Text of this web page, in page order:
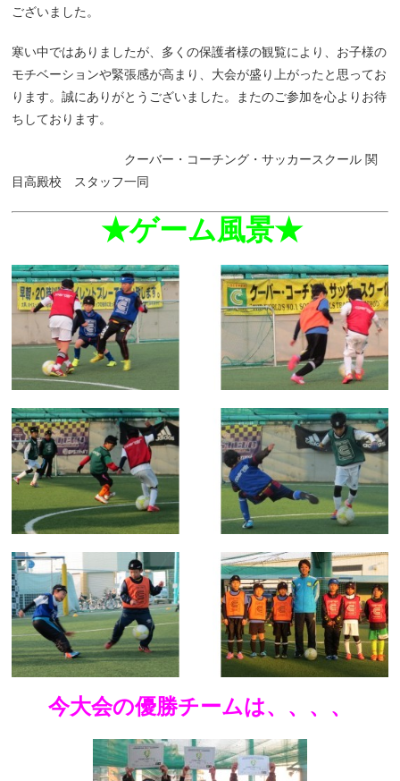
ございました。
寒い中ではありましたが、多くの保護者様の観覧により、お子様の
モチベーションや緊張感が高まり、大会が盛り上がったと思ってお
ります。誠にありがとうございました。またのご参加を心よりお待
ちしております。
クーバー・コーチング・サッカースクール 関
目高殿校 スタッフ一同
★ゲーム風景★
今大会の優勝チームは、、、、